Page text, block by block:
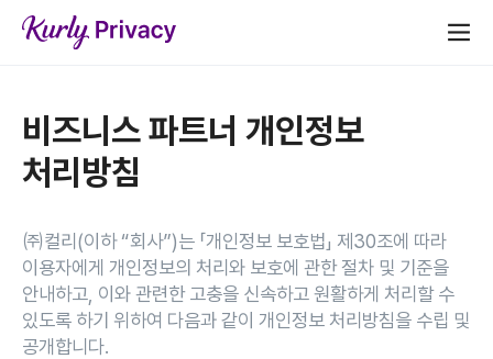
비즈니스 파트너 개인정보
처리방침
㈜컬리(이하 “회사”)는 「개인정보 보호법」 제30조에 따라
이용자에게 개인정보의 처리와 보호에 관한 절차 및 기준을
안내하고, 이와 관련한 고충을 신속하고 원활하게 처리할 수
있도록 하기 위하여 다음과 같이 개인정보 처리방침을 수립 및
공개합니다.